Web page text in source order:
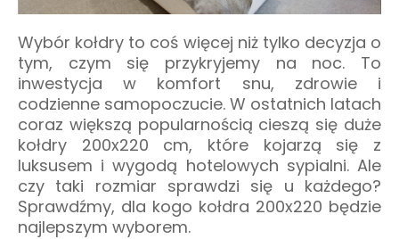
Wybór kołdry to coś więcej niż tylko decyzja o
tym, czym się przykryjemy na noc. To
inwestycja w komfort snu, zdrowie i
codzienne samopoczucie. W ostatnich latach
coraz większą popularnością cieszą się duże
kołdry 200x220 cm, które kojarzą się z
luksusem i wygodą hotelowych sypialni. Ale
czy taki rozmiar sprawdzi się u każdego?
Sprawdźmy, dla kogo kołdra 200x220 będzie
najlepszym wyborem.